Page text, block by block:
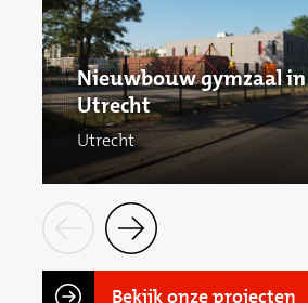
Nieuwbouw gymzaal in
Utrecht
Utrecht
Bekijk onze projecten